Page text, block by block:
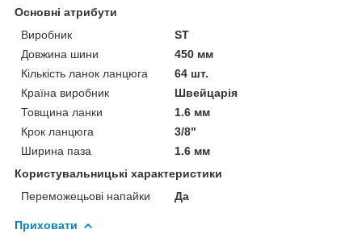
Основні атрибути
Виробник
ST
Довжина шини
450 мм
Кількість ланок ланцюга
64 шт.
Країна виробник
Швейцарія
Товщина ланки
1.6 мм
Крок ланцюга
3/8"
Ширина паза
1.6 мм
Користувальницькі характеристики
Переможецьові напайки
Да
Приховати